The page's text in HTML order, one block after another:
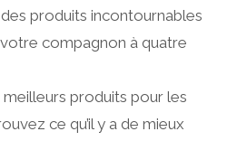
produits incontournables
compagnon à quatre
produits pour les
ce qu’il y a de mieux